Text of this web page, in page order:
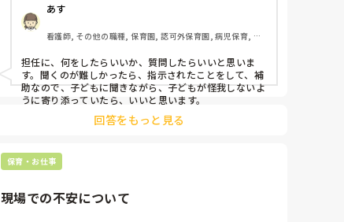
あす
看護師, その他の職種, 保育園, 認可外保育園, 病児保育, 病
担任に、何をしたらいいか、質問したらいいと思いま
す。聞くのが難しかったら、指示されたことをして、補
助なので、子どもに聞きながら、子どもが怪我しないよ
うに寄り添っていたら、いいと思います。
回答をもっと見る
保育・お仕事
現場での不安について